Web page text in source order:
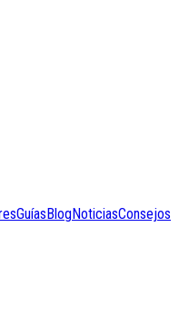
GuíasBlogNoticiasConsejos